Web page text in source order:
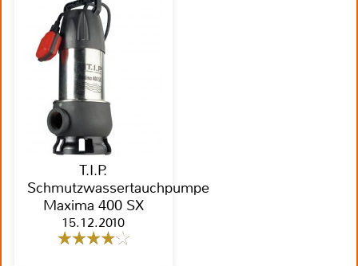
T.I.P.
Schmutzwassertauchpumpe
Maxima 400 SX
15.12.2010